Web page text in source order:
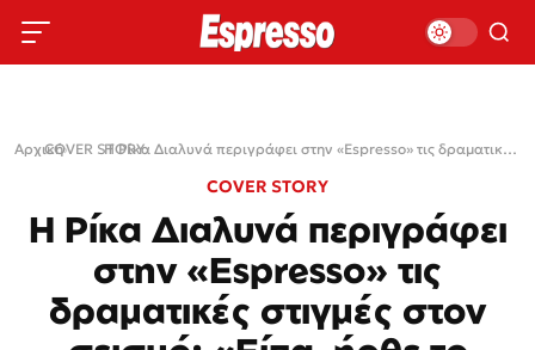
Αρχική›
COVER STORY› Η Ρίκα Διαλυνά περιγράφει στην «Espresso» τις δραματικές στιγμές στον σεισμό: «Είπα, ήρθε το τέλος μου»
COVER STORY
Η Ρίκα Διαλυνά περιγράφει
στην «Espresso» τις
δραματικές στιγμές στον